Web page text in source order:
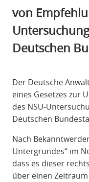
von
Deutschen
Der Deutsche
eines Gesetzes zur
des NSU-
Deutschen
Nach
Untergrundes“ im
dass es dieser
über einen